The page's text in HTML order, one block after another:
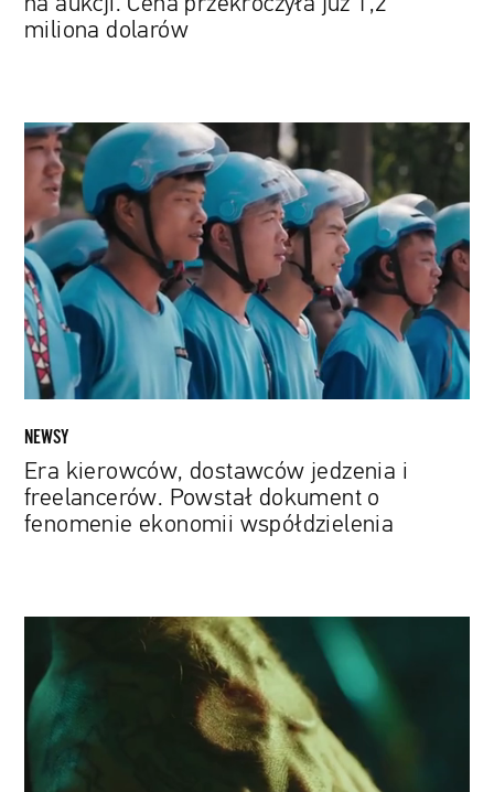
miliona dolarów
Era
kierowców,
dostawców
jedzenia
i
freelancerów.
Powstał
dokument
o
fenomenie
ekonomii
współdzielenia
NEWSY
Era kierowców, dostawców jedzenia i
freelancerów. Powstał dokument o
fenomenie ekonomii współdzielenia
Zobacz
zwiastun
świecie